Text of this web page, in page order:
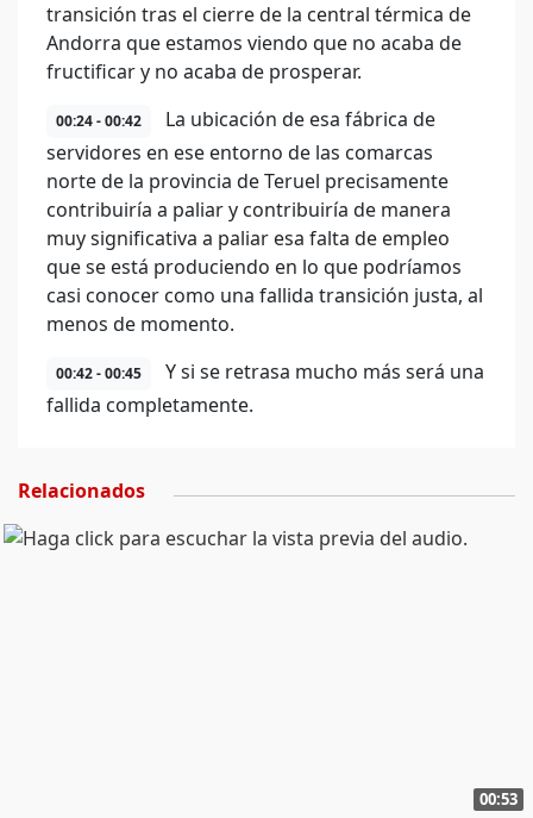
transición tras el cierre de la central térmica de
Andorra que estamos viendo que no acaba de
fructificar y no acaba de prosperar.
00:24 - 00:42
La ubicación de esa fábrica de
servidores en ese entorno de las comarcas
norte de la provincia de Teruel precisamente
contribuiría a paliar y contribuiría de manera
muy significativa a paliar esa falta de empleo
que se está produciendo en lo que podríamos
casi conocer como una fallida transición justa, al
menos de momento.
00:42 - 00:45
Y si se retrasa mucho más será una
fallida completamente.
Relacionados
00:53